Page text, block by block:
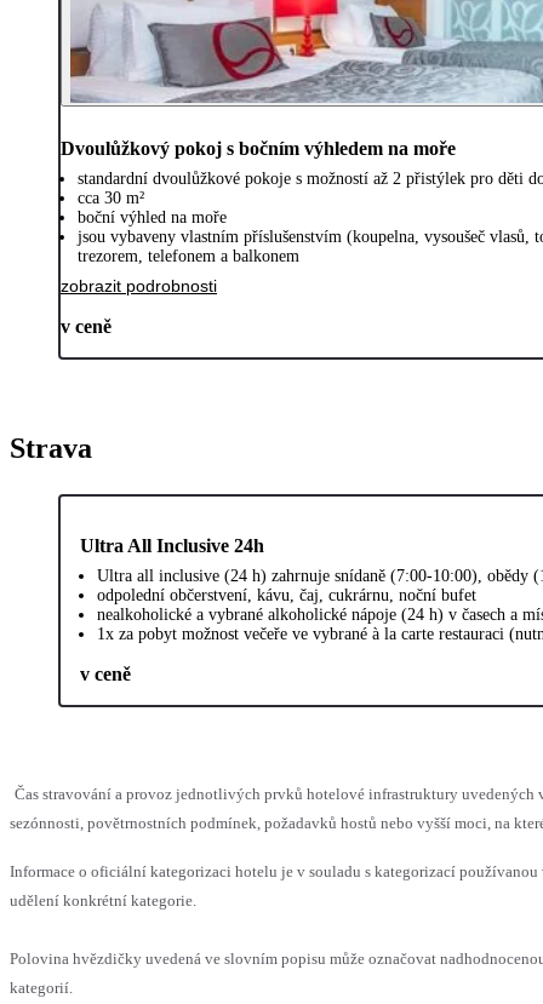
Dvoulůžkový pokoj s bočním výhledem na moře
standardní dvoulůžkové pokoje s možností až 2 přistýlek pro děti
cca 30 m²
boční výhled na moře
jsou vybaveny vlastním příslušenstvím (koupelna, vysoušeč
trezorem, telefonem a balkonem
zobrazit podrobnosti
v ceně
Strava
Ultra All Inclusive 24h
Ultra all inclusive (24 h) zahrnuje snídaně (7:00-10:00), obědy
odpolední občerstvení, kávu, čaj, cukrárnu, noční bufet
nealkoholické a vybrané alkoholické nápoje (24 h) v časech a
1x za pobyt možnost večeře ve vybrané à la carte restauraci
v ceně
Čas stravování a provoz jednotlivých prvků hotelové infrastruktury uvedených
sezónnosti, povětrnostních podmínek, požadavků hostů nebo vyšší moci, na
Informace o oficiální kategorizaci hotelu je v souladu s kategorizací
udělení konkrétní kategorie.
Polovina hvězdičky uvedená ve slovním popisu může označovat
kategorií.